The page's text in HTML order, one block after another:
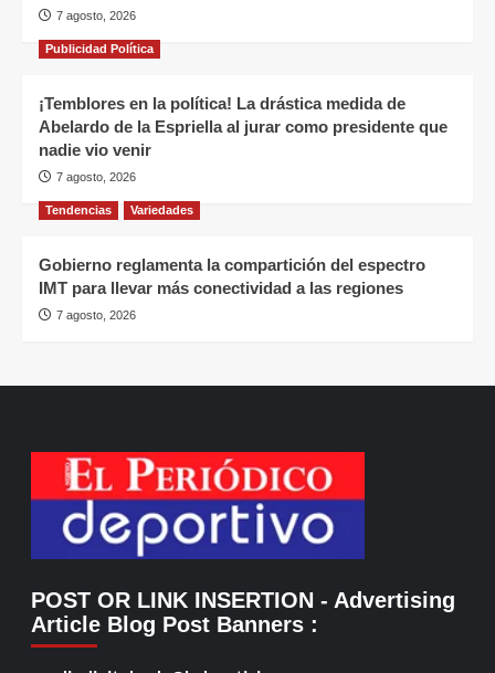
7 agosto, 2026
Publicidad Política
¡Temblores en la política! La drástica medida de
Abelardo de la Espriella al jurar como presidente que
nadie vio venir
7 agosto, 2026
Tendencias Variedades
Gobierno reglamenta la compartición del espectro
IMT para llevar más conectividad a las regiones
7 agosto, 2026
POST OR LINK INSERTION - Advertising
Article Blog Post Banners :